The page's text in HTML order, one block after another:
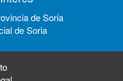
de Soria
de Soria